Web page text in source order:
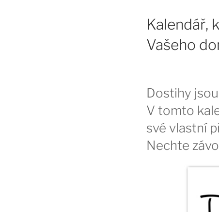
Kalendář,
Vašeho
Dostihy
V tomto
své vlastní
Nechte